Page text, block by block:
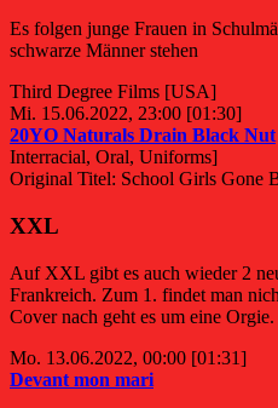
Es folgen junge Frauen in
schwarze Männer stehen
Third Degree Films [USA]
Mi. 15.06.2022, 23:00 [01:30]
20YO Naturals Drain Black Nut
Interracial, Oral, Uniforms]
Original Titel: School Girls Gone
XXL
Auf XXL gibt es auch wieder 2
Frankreich. Zum 1. findet man
Cover nach geht es um eine Orgie.
Mo. 13.06.2022, 00:00 [01:31]
Devant mon mari